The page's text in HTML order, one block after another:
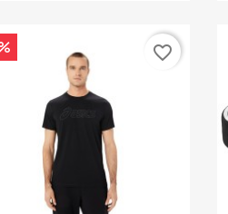
favorite_border